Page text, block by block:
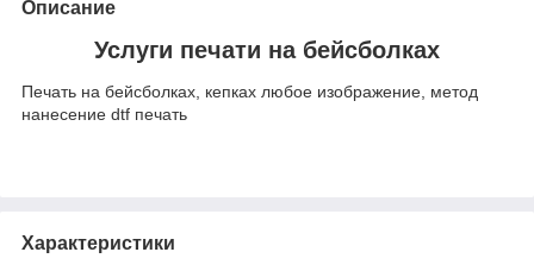
Описание
Услуги печати на бейсболках
Печать на бейсболках, кепках любое изображение, метод
нанесение dtf печать
Характеристики